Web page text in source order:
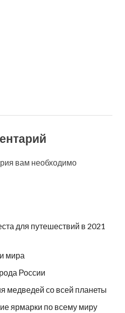
вам необходимо
для путешествий в 2021
мира
России
медведей со всей планеты
ярмарки по всему миру